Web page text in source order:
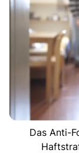
Das Anti-